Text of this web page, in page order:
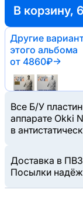
В корзину,
Другие
этого альбома
от 4860₽→
Все Б/У
аппарате Okki
в
Доставка в
Посылки